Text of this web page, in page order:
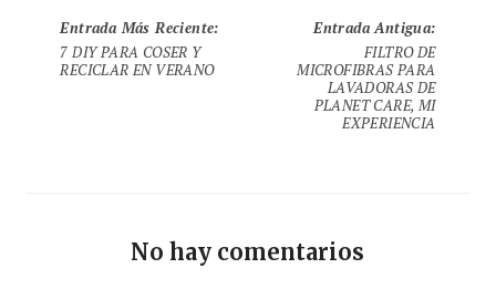
Entrada Más Reciente:
7 DIY PARA COSER Y
RECICLAR EN VERANO
Entrada Antigua:
FILTRO DE
MICROFIBRAS PARA
LAVADORAS DE
PLANET CARE, MI
EXPERIENCIA
No hay comentarios